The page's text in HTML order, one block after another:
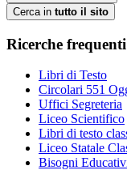
Cerca in tutto il sito
Ricerche frequenti
Libri di Testo
Circolari 551
Uffici Segreteria
Liceo Scientifico
Libri di testo
Liceo Statale
Bisogni